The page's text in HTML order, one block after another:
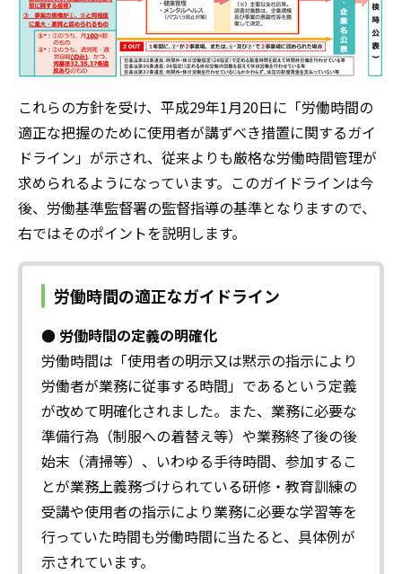
これらの方針を受け、平成29年1月20日に「労働時間の
適正な把握のために使用者が講ずべき措置に関するガイ
ドライン」が示され、従来よりも厳格な労働時間管理が
求められるようになっています。このガイドラインは今
後、労働基準監督署の監督指導の基準となりますので、
右ではそのポイントを説明します。
労働時間の適正なガイドライン
● 労働時間の定義の明確化
労働時間は「使用者の明示又は黙示の指示により
労働者が業務に従事する時間」であるという定義
が改めて明確化されました。また、業務に必要な
準備行為（制服への着替え等）や業務終了後の後
始末（清掃等）、いわゆる手待時間、参加するこ
とが業務上義務づけられている研修・教育訓練の
受講や使用者の指示により業務に必要な学習等を
行っていた時間も労働時間に当たると、具体例が
示されています。